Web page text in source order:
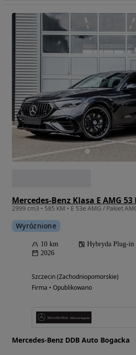
Wyróżnione
10 km Hybryda Plug-in
2026
Szczecin (Zachodniopomorskie)
Firma • Opublikowano
Mercedes-Benz DDB Auto Bogacka